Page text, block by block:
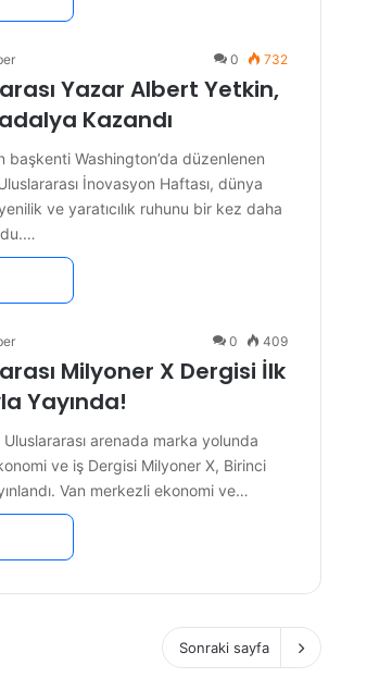
0 732
Yazar Albert Yetkin,
Kazandı
başkenti Washington’da düzenlenen
İnovasyon Haftası, dünya
ve yaratıcılık ruhunu bir kez daha
0 409
Milyoner X Dergisi İlk
Yayında!
arenada marka yolunda
ve iş Dergisi Milyoner X, Birinci
Van merkezli ekonomi ve…
Sonraki sayfa